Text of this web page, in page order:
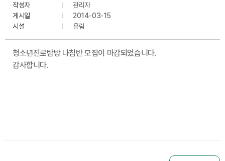
작성자
관리자
게시일
2014-03-15
시설
유림
청소년진로탐방 나침반 모집이 마감되었습니다.
감사합니다.